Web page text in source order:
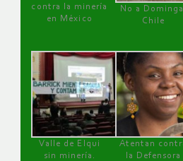
contra la minería
en México
No a
Chile
Valle de Elqui
sin minería.
Atentan
la Defensora